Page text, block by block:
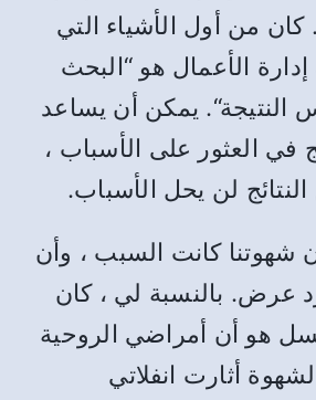
.كان من أول الأشياء التي
الأعمال هو “البحث
“. يمكن أن يساعد
في العثور على الأسباب ،
لن يحل الأسباب.
شهوتنا كانت السبب ، وأن
عرض. بالنسبة لي ، كان
هو أن أمراضي الروحية
أثارت انفلاتي